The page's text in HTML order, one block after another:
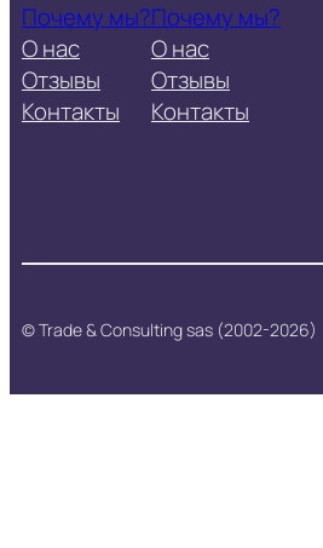
Почему мы?
О нас
Отзывы
Контакты
Почему мы?
О нас
Отзывы
Контакты
© Trade & Consulting sas (2002-2026)